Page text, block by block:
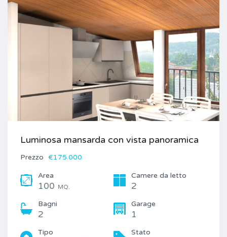
Luminosa mansarda con vista panoramica
Prezzo €175.000
Area
100 MQ.
Camere da letto
2
Bagni
2
Garage
1
Tipo Stato